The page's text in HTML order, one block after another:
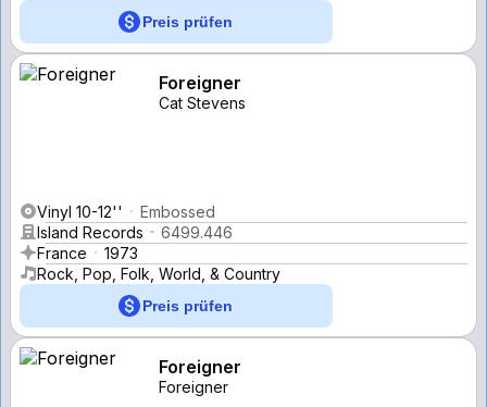
Preis prüfen
Foreigner
Cat Stevens
Vinyl 10-12''
Embossed
Island Records
6499.446
France
1973
Rock, Pop, Folk, World, & Country
Preis prüfen
Foreigner
Foreigner